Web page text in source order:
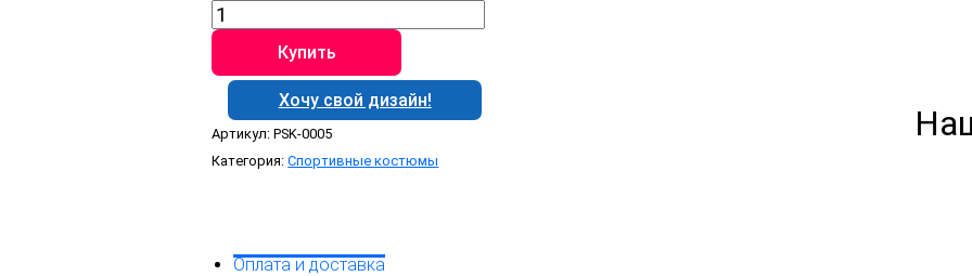
Количество
товара
Спортивный
костюм
PSK0005
Купить
Хочу свой дизайн!
Артикул:PSK-0005
Категория:Спортивные костюмы
Оплата и доставка